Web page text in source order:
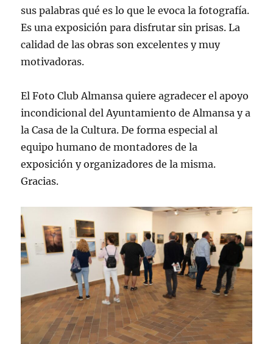
sus palabras qué es lo que le evoca la fotografía.
Es una exposición para disfrutar sin prisas. La
calidad de las obras son excelentes y muy
motivadoras.
El Foto Club Almansa quiere agradecer el apoyo
incondicional del Ayuntamiento de Almansa y a
la Casa de la Cultura. De forma especial al
equipo humano de montadores de la
exposición y organizadores de la misma.
Gracias.